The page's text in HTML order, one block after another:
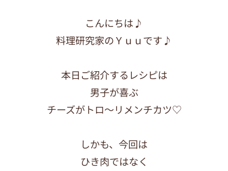
こんにちは♪
料理研究家のＹｕｕです♪
本日ご紹介するレシピは
男子が喜ぶ
チーズがトロ〜リメンチカツ♡
しかも、今回は
ひき肉ではなく